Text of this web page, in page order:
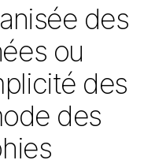
des
ou
des
des